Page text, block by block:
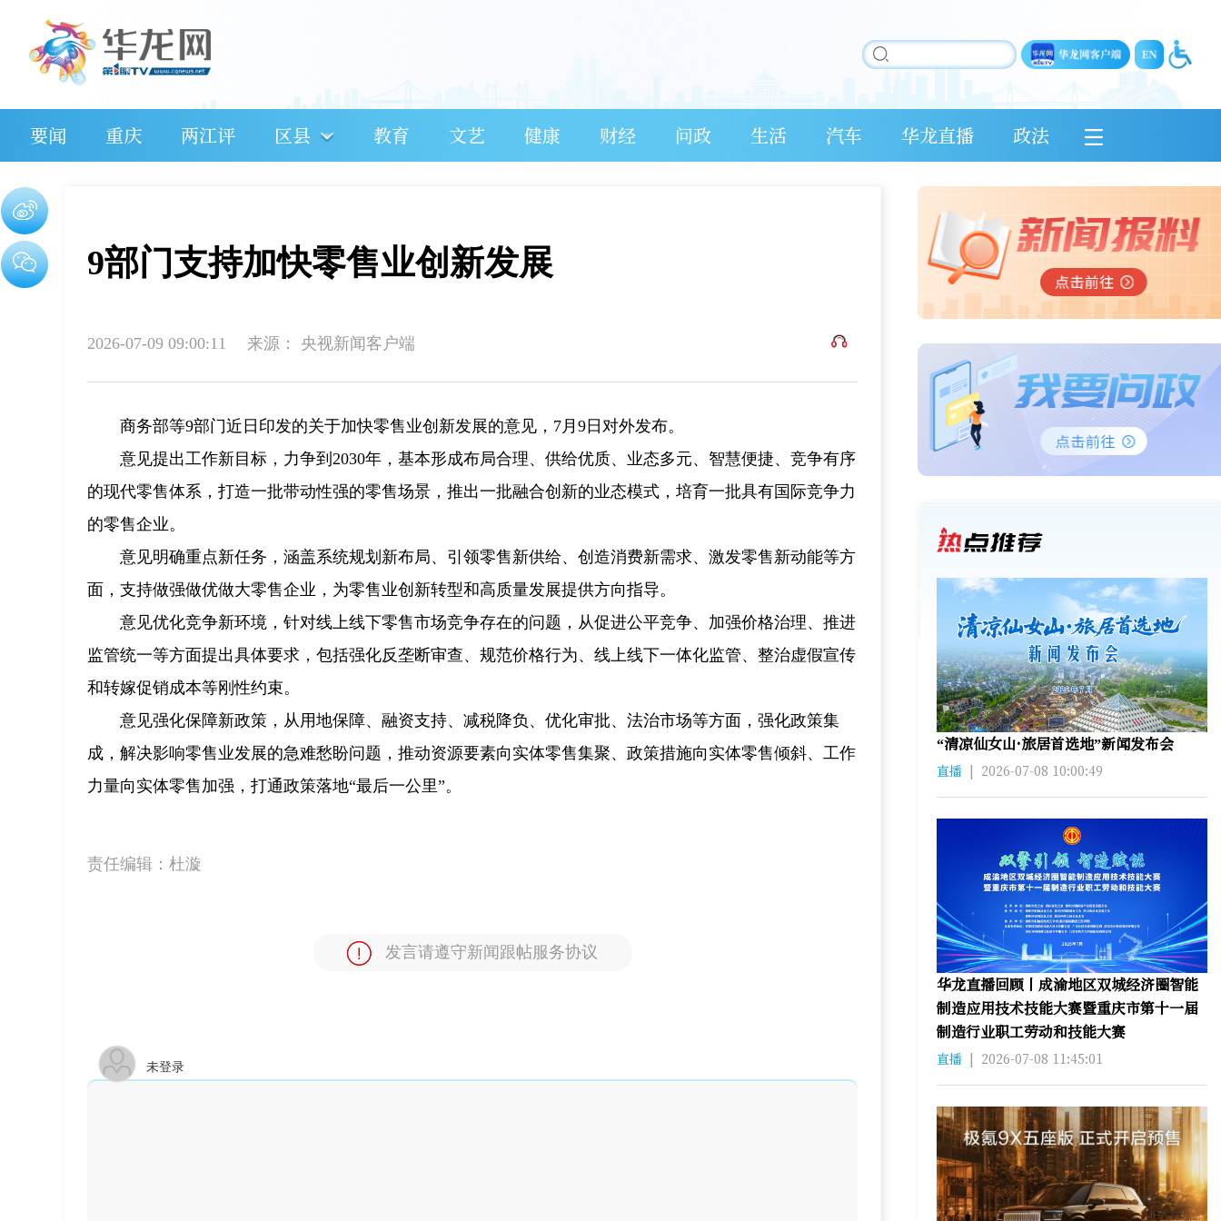
要闻 重庆 两江评 区县 教育 文艺 健康 财经 问政 生活 汽车 华龙直播 政法
9部门支持加快零售业创新发展
2026-07-09 09:00:11 来源： 央视新闻客户端
商务部等9部门近日印发的关于加快零售业创新发展的意见，7月9日对外发布。
意见提出工作新目标，力争到2030年，基本形成布局合理、供给优质、业态多元、智慧便捷、竞争有序
的现代零售体系，打造一批带动性强的零售场景，推出一批融合创新的业态模式，培育一批具有国际竞争力
的零售企业。
意见明确重点新任务，涵盖系统规划新布局、引领零售新供给、创造消费新需求、激发零售新动能等方
面，支持做强做优做大零售企业，为零售业创新转型和高质量发展提供方向指导。
意见优化竞争新环境，针对线上线下零售市场竞争存在的问题，从促进公平竞争、加强价格治理、推进
监管统一等方面提出具体要求，包括强化反垄断审查、规范价格行为、线上线下一体化监管、整治虚假宣传
和转嫁促销成本等刚性约束。
意见强化保障新政策，从用地保障、融资支持、减税降负、优化审批、法治市场等方面，强化政策集
成，解决影响零售业发展的急难愁盼问题，推动资源要素向实体零售集聚、政策措施向实体零售倾斜、工作
力量向实体零售加强，打通政策落地“最后一公里”。
责任编辑： 杜漩
发言请遵守新闻跟帖服务协议
未登录
“清凉仙女山·旅居首选地”新闻发布会
直播 | 2026-07-08 10:00:49
华龙直播回顾丨成渝地区双城经济圈智能
制造应用技术技能大赛暨重庆市第十一届
制造行业职工劳动和技能大赛
直播 | 2026-07-08 11:45:01